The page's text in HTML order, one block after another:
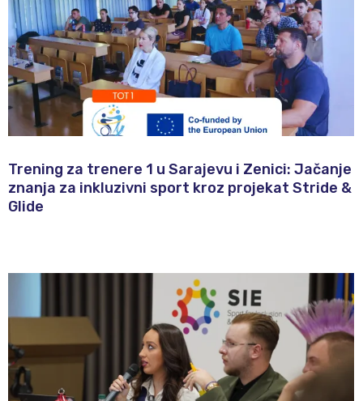
Trening za trenere 1 u Sarajevu i Zenici: Jačanje
znanja za inkluzivni sport kroz projekat Stride &
Glide